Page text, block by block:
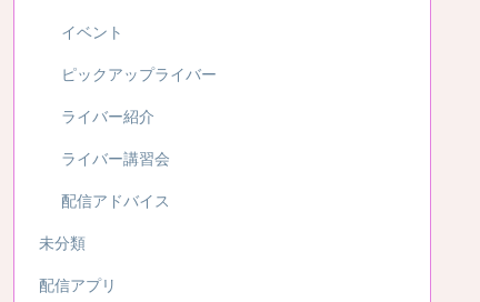
イベント
ピックアップライバー
ライバー紹介
ライバー講習会
配信アドバイス
未分類
配信アプリ